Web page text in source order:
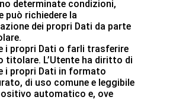
determinate condizioni,
può richiedere la
dei propri Dati da parte
i propri Dati o farli trasferire
titolare. L’Utente ha diritto di
i propri Dati in formato
di uso comune e leggibile
automatico e, ove